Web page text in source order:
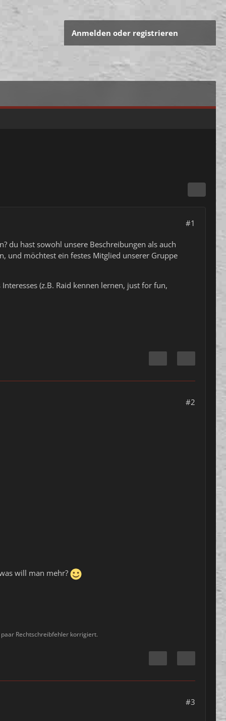
Anmelden oder registrieren
#1
du hast sowohl unsere Beschreibungen als auch
und möchtest ein festes Mitglied unserer Gruppe
(z.B. Raid kennen lernen, just for fun,
#2
will man mehr?
Rechtschreibfehler korrigiert.
#3